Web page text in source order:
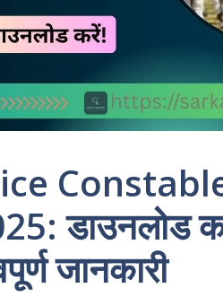
डाउनलोड
जानकारी